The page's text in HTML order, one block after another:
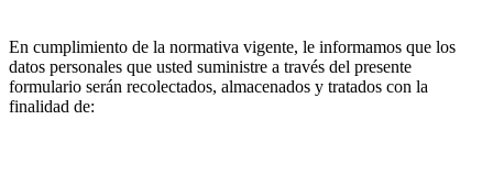
En cumplimiento de la normativa vigente, le informamos que los
datos personales que usted suministre a través del presente
formulario serán recolectados, almacenados y tratados con la
finalidad de: